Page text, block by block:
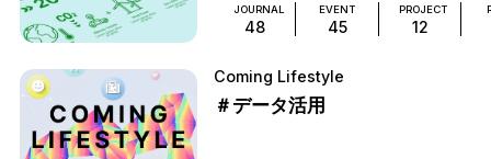
JOURNAL
48
EVENT
45
PROJECT
12
Coming Lifestyle
＃データ活用